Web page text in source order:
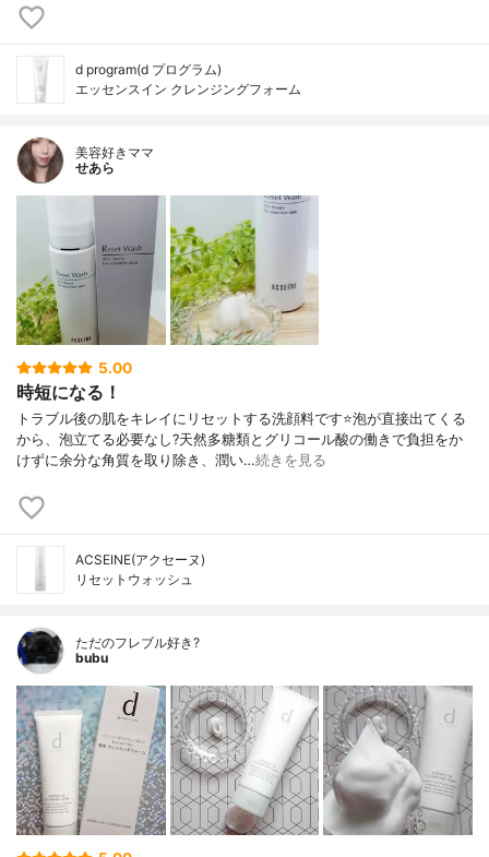
d program(d プログラム)
エッセンスイン クレンジングフォーム
美容好きママ
せあら
5.00
時短になる！
トラブル後の肌をキレイにリセットする洗顔料です⭐泡が直接出てくる
から、泡立てる必要なし?天然多糖類とグリコール酸の働きで負担をか
けずに余分な角質を取り除き、潤い…続きを見る
ACSEINE(アクセーヌ)
リセットウォッシュ
ただのフレブル好き?
bubu